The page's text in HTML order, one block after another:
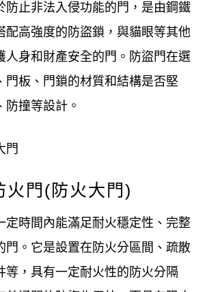
防止非法入侵功能的門，是由鋼鐵
配高強度的防盜鎖，與貓眼等其他
人身和財產安全的門。防盜門在選
門板、門鎖的材質和結構是否堅
防撞等設計。
門
火門(防火大門)
定時間內能滿足耐火穩定性、完整
門。它是設置在防火分區間、疏散
等，具有一定耐火性的防火分隔